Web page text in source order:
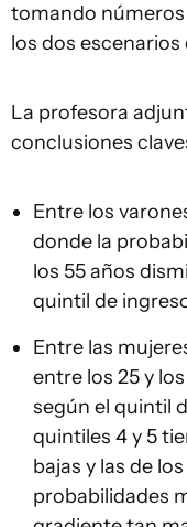
tomando
los dos
La profesora
conclusiones
Entre los
donde la
los 55 años
quintil de
Entre las
entre los 25 y
según el quintil
quintiles 4 y 5
bajas y las de
probabilidades